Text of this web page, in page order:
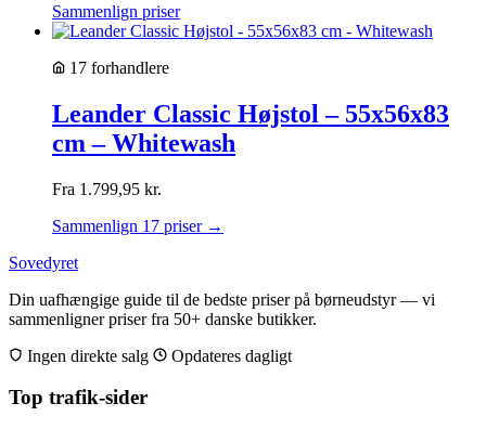
Sammenlign priser
17 forhandlere
Leander Classic Højstol – 55x56x83
cm – Whitewash
Fra 1.799,95 kr.
Sammenlign 17 priser →
Sovedyret
Din uafhængige guide til de bedste priser på børneudstyr — vi
sammenligner priser fra 50+ danske butikker.
Ingen direkte salg
Opdateres dagligt
Top trafik-sider